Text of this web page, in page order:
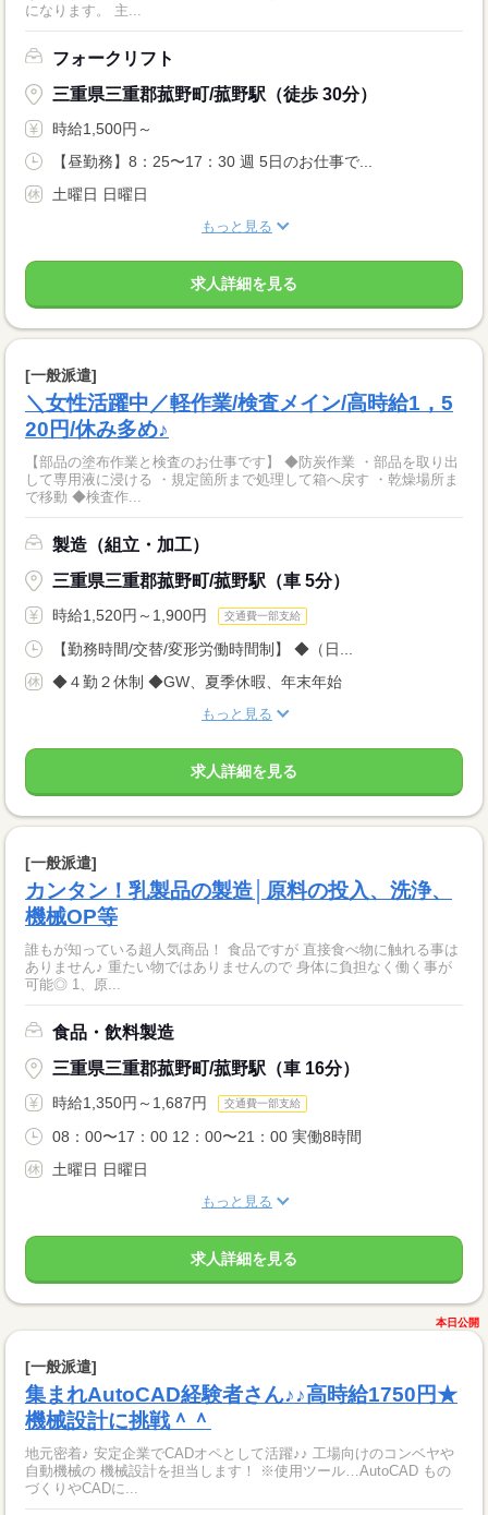
になります。 主...
フォークリフト
三重県三重郡菰野町/菰野駅（徒歩 30分）
時給1,500円～
【昼勤務】8：25〜17：30 週 5日のお仕事で...
土曜日 日曜日
もっと見る
求人詳細を見る
[一般派遣]
＼女性活躍中／軽作業/検査メイン/高時給1，5
20円/休み多め♪
【部品の塗布作業と検査のお仕事です】 ◆防炭作業 ・部品を取り出
して専用液に浸ける ・規定箇所まで処理して箱へ戻す ・乾燥場所ま
で移動 ◆検査作...
製造（組立・加工）
三重県三重郡菰野町/菰野駅（車 5分）
時給1,520円～1,900円 交通費一部支給
【勤務時間/交替/変形労働時間制】 ◆（日...
◆４勤２休制 ◆GW、夏季休暇、年末年始
もっと見る
求人詳細を見る
[一般派遣]
カンタン！乳製品の製造│原料の投入、洗浄、
機械OP等
誰もが知っている超人気商品！ 食品ですが 直接食べ物に触れる事は
ありません♪ 重たい物ではありませんので 身体に負担なく働く事が
可能◎ 1、原...
食品・飲料製造
三重県三重郡菰野町/菰野駅（車 16分）
時給1,350円～1,687円 交通費一部支給
08：00〜17：00 12：00〜21：00 実働8時間
土曜日 日曜日
もっと見る
求人詳細を見る
本日公開
[一般派遣]
集まれAutoCAD経験者さん♪♪高時給1750円★
機械設計に挑戦＾＾
地元密着♪ 安定企業でCADオペとして活躍♪♪ 工場向けのコンベヤや
自動機械の 機械設計を担当します！ ※使用ツール…AutoCAD もの
づくりやCADに...